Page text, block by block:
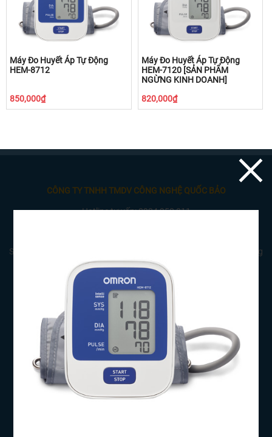
Máy Đo Huyết Áp Tự Động
HEM-8712
850,000₫
Máy Đo Huyết Áp Tự Động
HEM-7120 [SẢN PHẨM
NGỪNG KINH DOANH]
820,000₫
CÔNG TY TNHH TMDV CÔNG NGHỆ QUỐC BẢO
Hotline tư vấn: 0934 950 011
Showroom: 11 Đa Mặn 6, P. Khuê Mỹ, Q. Ngũ Hành Sơn, TP Đà Nẵng
CÔNG TY TNHH THƯƠNG MẠI DỊCH VỤ CÔNG NGHỆ QUỐC BẢO
Mã số thuế:
Điện thoại: 0934.950.011- 0989.529.997
Email: quocbao.med@gmail.com
TRANG THÔNG TIN
Giới thiệu
Chương trình khuyến mãi
Nhà cung cấp và phân phối